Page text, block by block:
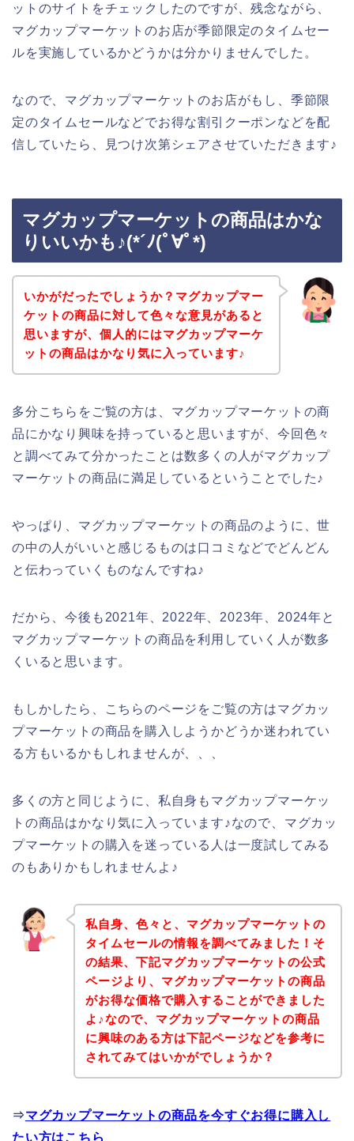
ットのサイトをチェックしたのですが、残念ながら、
マグカップマーケットのお店が季節限定のタイムセー
ルを実施しているかどうかは分かりませんでした。
なので、マグカップマーケットのお店がもし、季節限
定のタイムセールなどでお得な割引クーポンなどを配
信していたら、見つけ次第シェアさせていただきます♪
マグカップマーケットの商品はかな
りいいかも♪(*´ﾉ(ﾟ∀ﾟ*)
いかがだったでしょうか？マグカップマー
ケットの商品に対して色々な意見があると
思いますが、個人的にはマグカップマーケ
ットの商品はかなり気に入っています♪
多分こちらをご覧の方は、マグカップマーケットの商
品にかなり興味を持っていると思いますが、今回色々
と調べてみて分かったことは数多くの人がマグカップ
マーケットの商品に満足しているということでした♪
やっぱり、マグカップマーケットの商品のように、世
の中の人がいいと感じるものは口コミなどでどんどん
と伝わっていくものなんですね♪
だから、今後も2021年、2022年、2023年、2024年と
マグカップマーケットの商品を利用していく人が数多
くいると思います。
もしかしたら、こちらのページをご覧の方はマグカッ
プマーケットの商品を購入しようかどうか迷われてい
る方もいるかもしれませんが、、、
多くの方と同じように、私自身もマグカップマーケッ
トの商品はかなり気に入っています♪なので、マグカッ
プマーケットの購入を迷っている人は一度試してみる
のもありかもしれませんよ♪
私自身、色々と、マグカップマーケットの
タイムセールの情報を調べてみました！そ
の結果、下記マグカップマーケットの公式
ページより、マグカップマーケットの商品
がお得な価格で購入することができました
よ♪なので、マグカップマーケットの商品
に興味のある方は下記ページなどを参考に
されてみてはいかがでしょうか？
⇒マグカップマーケットの商品を今すぐお得に購入し
たい方はこちら